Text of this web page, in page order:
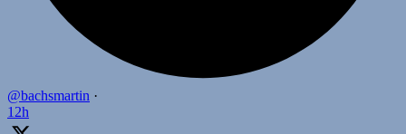
@bachsmartin ·
12h